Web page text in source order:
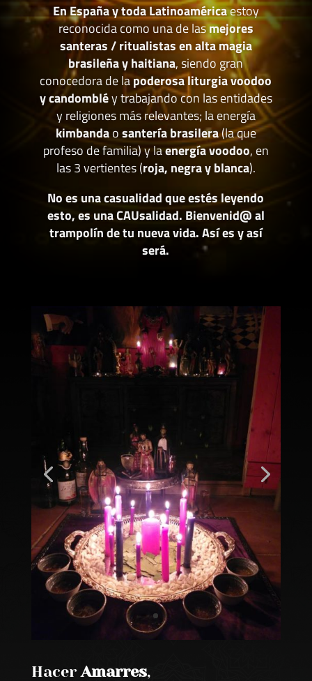
En España y toda Latinoaméricaestoy
reconocida como una de lasmejores
santeras / ritualistas en alta magia
brasileña y haitiana, siendo gran
conocedora de lapoderosa liturgia voodoo
y candombléy trabajando con las entidades
y religiones más relevantes; la energía
kimbandaosantería brasilera(la que
profeso de familia) y laenergía voodoo, en
las 3 vertientes (roja, negra y blanca).
No es una casualidad que estés leyendo
esto, es una CAUsalidad. Bienvenid@ al
trampolín de tu nueva vida. Así es y así
será.
Hacer Amarres,